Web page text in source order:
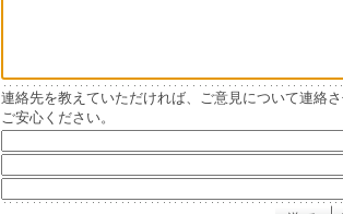
連絡先を教えていただければ、ご意見について連絡
ご安心ください。